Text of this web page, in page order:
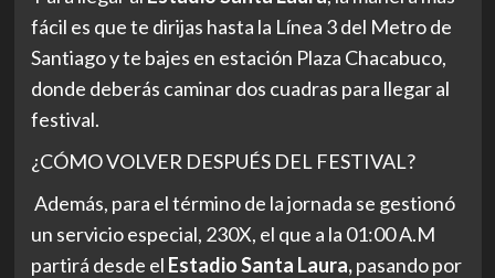
fácil es que te dirijas hasta la Línea 3 del Metro de
Santiago y te bajes en estación Plaza Chacabuco,
donde deberás caminar dos cuadras para llegar al
festival.
¿CÓMO VOLVER DESPUÉS DEL FESTIVAL?
Además, para el término de la jornada se gestionó
un servicio especial, 230X, el que a la 01:00 A.M
partirá desde el Estadio Santa Laura,pasando por